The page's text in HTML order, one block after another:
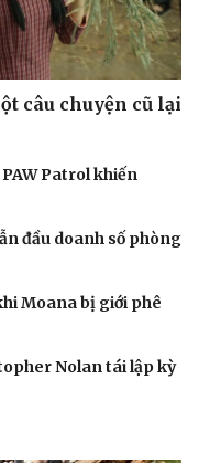
câu chuyện cũ lại
Patrol khiến
đầu doanh số phòng
Moana bị giới phê
Nolan tái lập kỳ